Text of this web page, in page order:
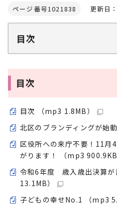
ページ番号1021838 更新日
目次
目次
目次 （mp3 1.8MB）
北区のブランディングが始
区役所への来庁不要！11月
がります！ （mp3 900.9KB
令和6年度 歳入歳出決算が
13.1MB）
子どもの幸せNo.1 （mp3